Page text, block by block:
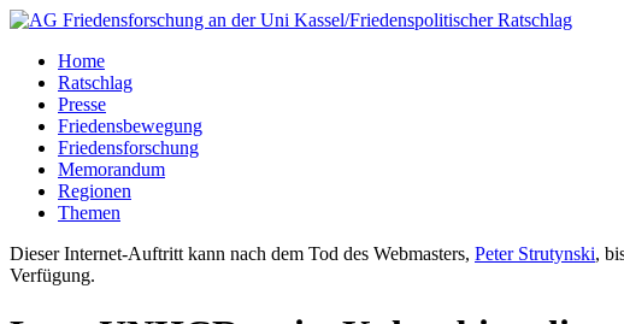
Home
Ratschlag
Presse
Friedensbewegung
Friedensforschung
Memorandum
Regionen
Themen
Dieser Internet-Auftritt kann nach dem Tod des Webmasters, Peter Strutynski,
Verfügung.